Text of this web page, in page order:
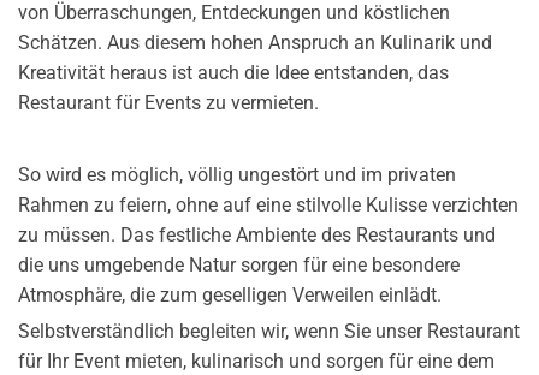
von Überraschungen, Entdeckungen und köstlichen
Schätzen. Aus diesem hohen Anspruch an Kulinarik und
Kreativität heraus ist auch die Idee entstanden, das
Restaurant für Events zu vermieten.
So wird es möglich, völlig ungestört und im privaten
Rahmen zu feiern, ohne auf eine stilvolle Kulisse verzichten
zu müssen. Das festliche Ambiente des Restaurants und
die uns umgebende Natur sorgen für eine besondere
Atmosphäre, die zum geselligen Verweilen einlädt.
Selbstverständlich begleiten wir, wenn Sie unser Restaurant
für Ihr Event mieten, kulinarisch und sorgen für eine dem